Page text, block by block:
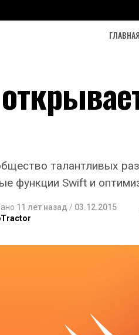
ГЛАВНАЯ
талантливых
функции Swift и
11 лет назад / 03.12.2015